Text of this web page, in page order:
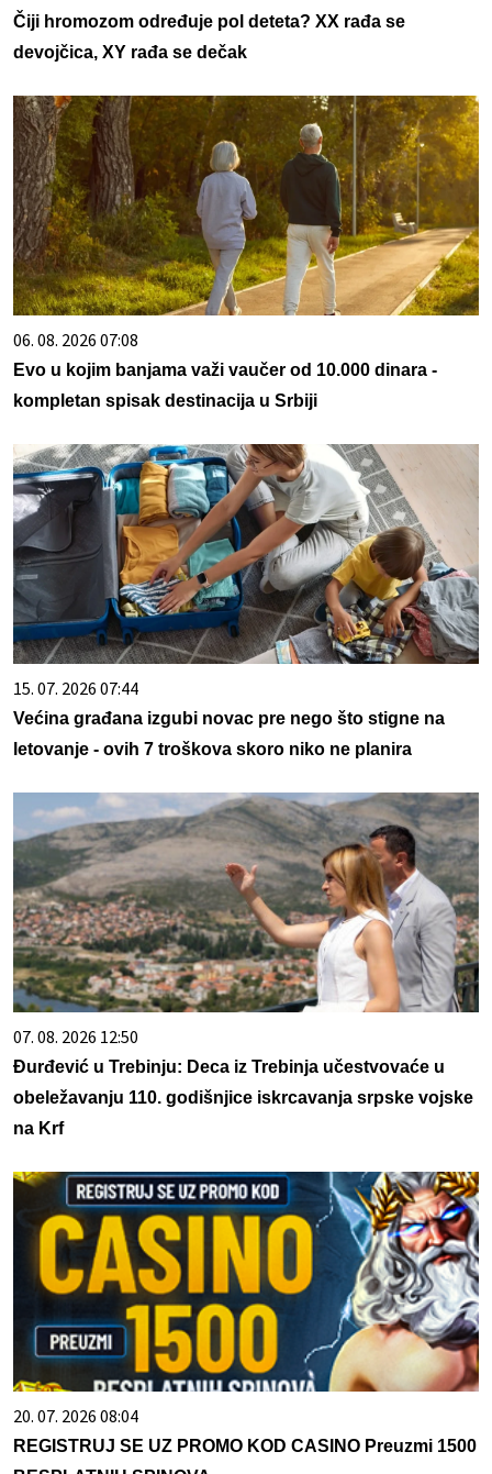
Čiji hromozom određuje pol deteta? XX rađa se
devojčica, XY rađa se dečak
06. 08. 2026 07:08
Evo u kojim banjama važi vaučer od 10.000 dinara -
kompletan spisak destinacija u Srbiji
15. 07. 2026 07:44
Većina građana izgubi novac pre nego što stigne na
letovanje - ovih 7 troškova skoro niko ne planira
07. 08. 2026 12:50
Đurđević u Trebinju: Deca iz Trebinja učestvovaće u
obeležavanju 110. godišnjice iskrcavanja srpske vojske
na Krf
20. 07. 2026 08:04
REGISTRUJ SE UZ PROMO KOD CASINO Preuzmi 1500